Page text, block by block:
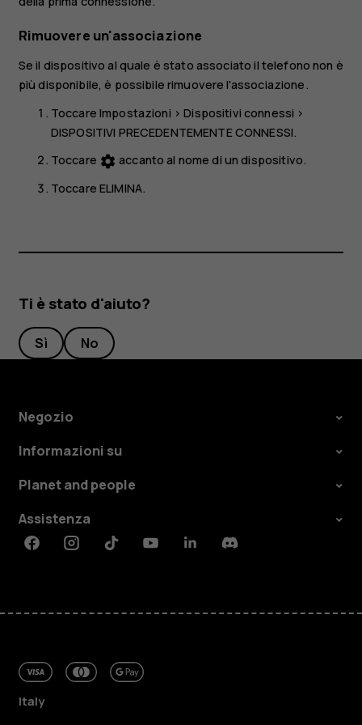
Rimuovere un'associazione
Se il dispositivo al quale è stato associato il telefono non è
più disponibile, è possibile rimuovere l'associazione.
ToccareImpostazioni >Dispositivi connessi >
DISPOSITIVI PRECEDENTEMENTE CONNESSI.
Toccare settings accanto al nome di un dispositivo.
ToccareELIMINA.
Ti è stato d'aiuto?
Sì No
Negozio
Informazioni su
Planet and people
Assistenza
FacebookInstagramTiktokYoutubeLinkedinDiscord
Italy